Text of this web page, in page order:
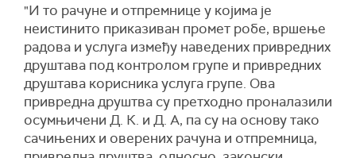
"И то рачуне и отпремнице у којима је
неистинито приказиван промет робе, вршење
радова и услуга између наведених привредних
друштава под контролом групе и привредних
друштава корисника услуга групе. Ова
привредна друштва су претходно проналазили
осумњичени Д. К. и Д. А, па су на основу тако
сачињених и оверених рачуна и отпремница,